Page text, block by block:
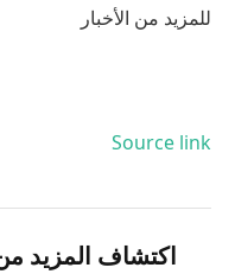
للمزيد من الأخبار
Source link
اكتشاف المزيد